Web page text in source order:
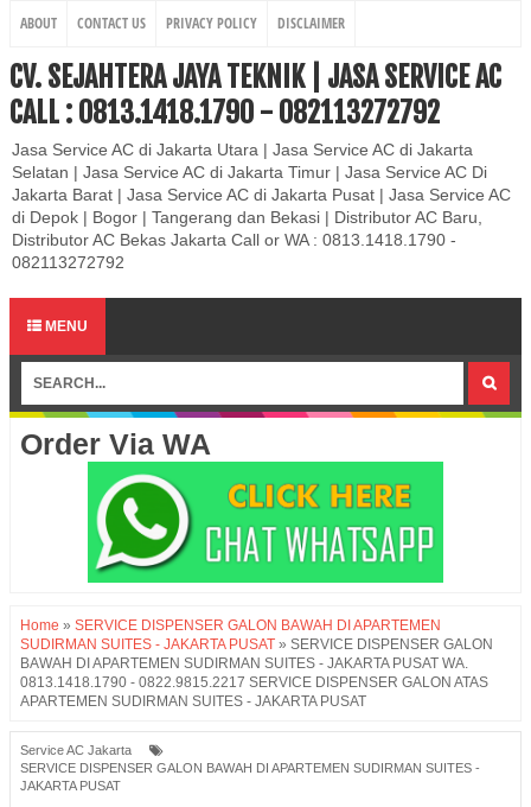
ABOUT CONTACT US PRIVACY POLICY DISCLAIMER
CV. SEJAHTERA JAYA TEKNIK | JASA SERVICE AC
CALL : 0813.1418.1790 - 082113272792
Jasa Service AC di Jakarta Utara | Jasa Service AC di Jakarta
Selatan | Jasa Service AC di Jakarta Timur | Jasa Service AC Di
Jakarta Barat | Jasa Service AC di Jakarta Pusat | Jasa Service AC
di Depok | Bogor | Tangerang dan Bekasi | Distributor AC Baru,
Distributor AC Bekas Jakarta Call or WA : 0813.1418.1790 -
082113272792
MENU
Order Via WA
Home » SERVICE DISPENSER GALON BAWAH DI APARTEMEN
SUDIRMAN SUITES - JAKARTA PUSAT » SERVICE DISPENSER GALON
BAWAH DI APARTEMEN SUDIRMAN SUITES - JAKARTA PUSAT WA.
0813.1418.1790 - 0822.9815.2217 SERVICE DISPENSER GALON ATAS
APARTEMEN SUDIRMAN SUITES - JAKARTA PUSAT
Service AC Jakarta
SERVICE DISPENSER GALON BAWAH DI APARTEMEN SUDIRMAN SUITES -
JAKARTA PUSAT